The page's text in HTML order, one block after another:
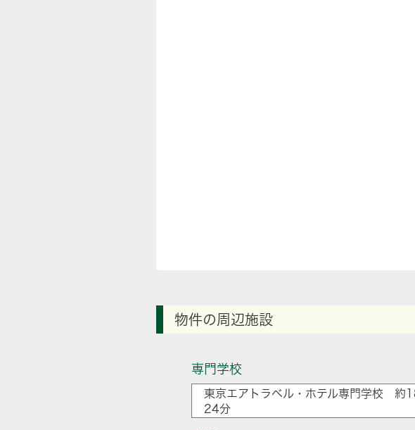
物件の周辺施設
専門学校
東京エアトラベル・ホテル専門学校 約
24分